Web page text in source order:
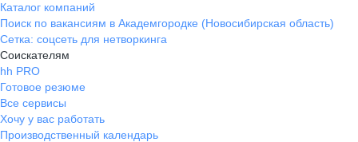
Каталог компаний
Поиск по вакансиям в Академгородке (Новосибирская область)
Сетка: соцсеть для нетворкинга
Соискателям
hh PRO
Готовое резюме
Все сервисы
Хочу у вас работать
Производственный календарь